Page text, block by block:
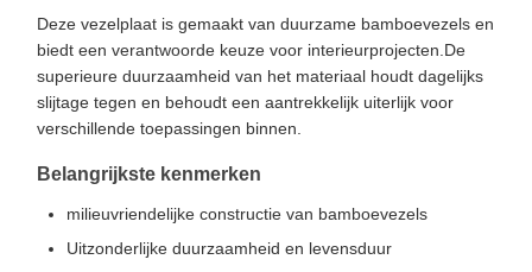
Deze vezelplaat is gemaakt van duurzame bamboevezels en
biedt een verantwoorde keuze voor interieurprojecten.De
superieure duurzaamheid van het materiaal houdt dagelijks
slijtage tegen en behoudt een aantrekkelijk uiterlijk voor
verschillende toepassingen binnen.
Belangrijkste kenmerken
milieuvriendelijke constructie van bamboevezels
Uitzonderlijke duurzaamheid en levensduur